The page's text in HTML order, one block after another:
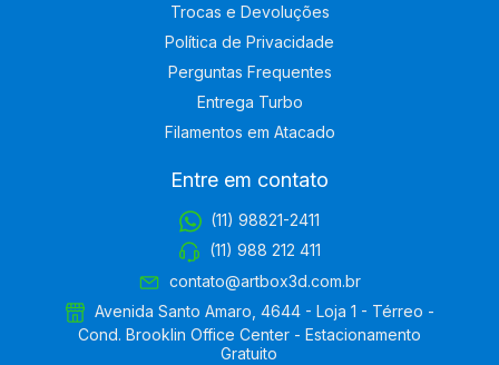
Trocas e Devoluções
Política de Privacidade
Perguntas Frequentes
Entrega Turbo
Filamentos em Atacado
Entre em contato
(11) 98821-2411
(11) 988 212 411
contato@artbox3d.com.br
Avenida Santo Amaro, 4644 - Loja 1 - Térreo -
Cond. Brooklin Office Center - Estacionamento
Gratuito